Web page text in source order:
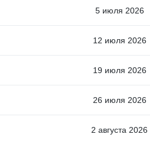
5 июля 2026
12 июля 2026
19 июля 2026
26 июля 2026
2 августа 2026